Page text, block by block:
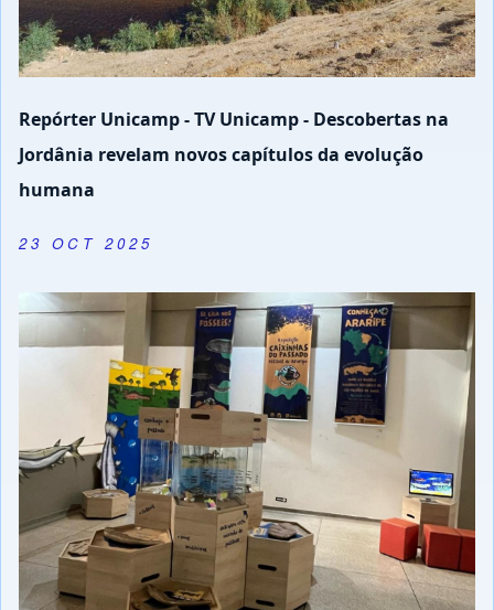
Exposição "Caixinhas do passado"
1 SEP 2025